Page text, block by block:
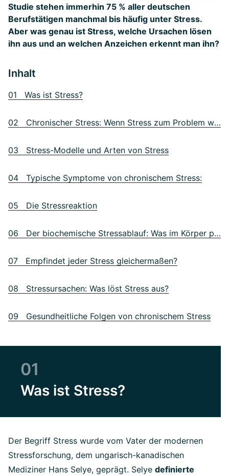
Studie stehen immerhin 75 % aller deutschen
Berufstätigen manchmal bis häufig unter Stress.
Aber was genau ist Stress, welche Ursachen lösen
ihn aus und an welchen Anzeichen erkennt man ihn?
Inhalt
01 Was ist Stress?
02 Chronischer Stress: Wenn Stress zum Problem wird
03 Stress-Modelle und Arten von Stress
04 Typische Symptome von chronischem Stress:
05 Die Stressreaktion
06 Der biochemische Stressablauf: Was im Körper passiert
07 Empfindet jeder Stress gleichermaßen?
08 Stressursachen: Was löst Stress aus?
09 Gesundheitliche Folgen von chronischem Stress
01
Was ist Stress?
Der Begriff Stress wurde vom Vater der modernen
Stressforschung, dem ungarisch-kanadischen
Mediziner Hans Selye, geprägt. Selye definierte